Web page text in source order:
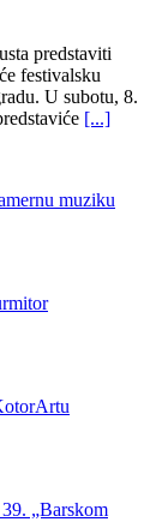
predstaviti
festivalsku
U subotu, 8.
[...]
muziku
„Barskom